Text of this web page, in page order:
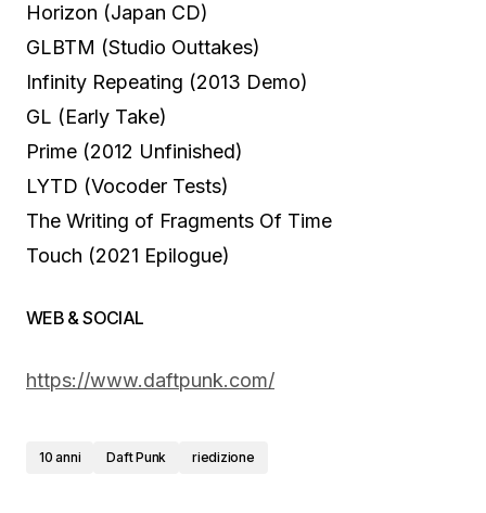
Horizon (Japan CD)
GLBTM (Studio Outtakes)
Infinity Repeating (2013 Demo)
GL (Early Take)
Prime (2012 Unfinished)
LYTD (Vocoder Tests)
The Writing of Fragments Of Time
Touch (2021 Epilogue)
WEB & SOCIAL
https://www.daftpunk.com/
10 anni Daft Punk riedizione